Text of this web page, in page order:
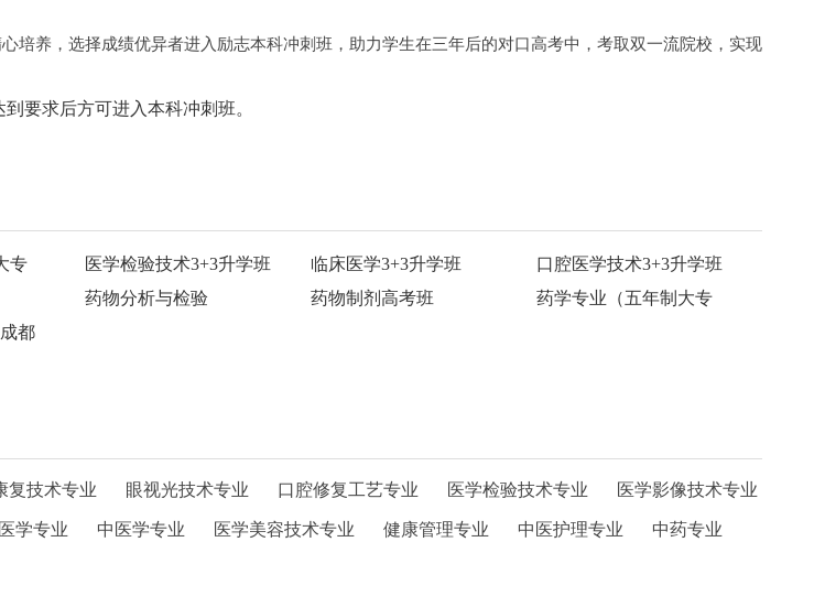
培养， 选择成绩优异者进入励志本科冲刺班，助力学生在三年后的对口高考中，考取双一流院校，实现
要求后方可进入本科冲刺班。
专 医学检验技术3+3升学班 临床医学3+3升学班
口腔医学技术3+3升学班
药物分析与检验 药物制剂高考班
药学专业（五年制大专
都
复技术专业 眼视光技术专业 口腔修复工艺专业 医学检验技术专业 医学影像技术专业
学专业 中医学专业 医学美容技术专业 健康管理专业 中医护理专业 中药专业